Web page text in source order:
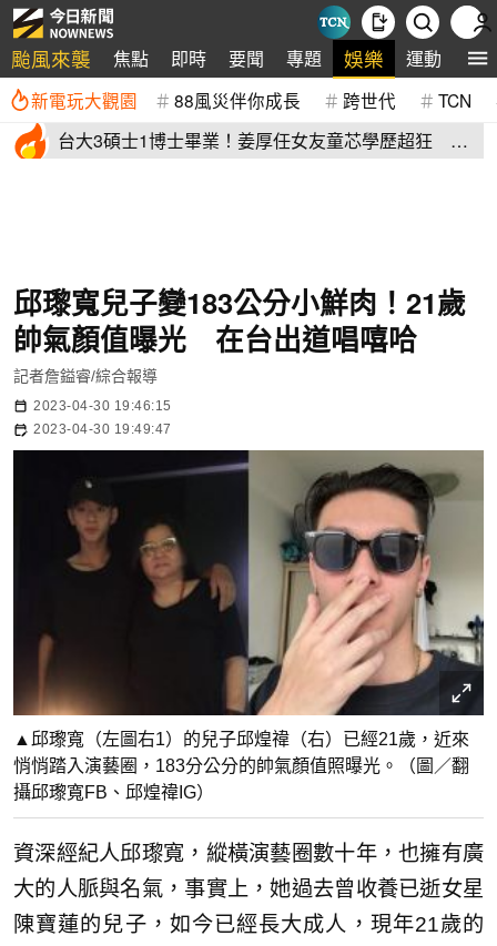
颱風來襲 焦點 即時 要聞 專題 娛樂 運動 全
新電玩大觀園 88風災伴你成長 跨世代 TCN
台大3碩士1博士畢業！姜厚任女友童芯學歷超狂 他
邱瓈寬兒子變183公分小鮮肉！21歲
帥氣顏值曝光 在台出道唱嘻哈
記者詹鎰睿/綜合報導
2023-04-30 19:46:15
2023-04-30 19:49:47
▲邱瓈寬（左圖右1）的兒子邱煌禕（右）已經21歲，近來
悄悄踏入演藝圈，183分公分的帥氣顏值照曝光。（圖／翻
攝邱瓈寬FB、邱煌禕IG）
資深經紀人邱瓈寬，縱橫演藝圈數十年，也擁有廣
大的人脈與名氣，事實上，她過去曾收養已逝女星
陳寶蓮的兒子，如今已經長大成人，現年21歲的